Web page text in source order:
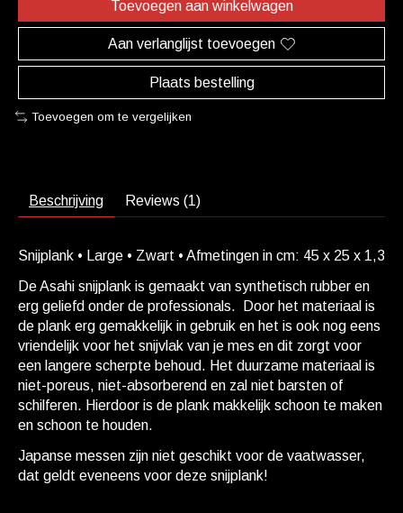
Toevoegen aan winkelwagen
Aan verlanglijst toevoegen
Plaats bestelling
Toevoegen om te vergelijken
Beschrijving Reviews (1)
Snijplank • Large • Zwart • Afmetingen in cm: 45 x 25 x 1,3
De Asahi snijplank is gemaakt van synthetisch rubber en
erg geliefd onder de professionals. Door het materiaal is
de plank erg gemakkelijk in gebruik en het is ook nog eens
vriendelijk voor het snijvlak van je mes en dit zorgt voor
een langere scherpte behoud. Het duurzame materiaal is
niet-poreus, niet-absorberend en zal niet barsten of
schilferen. Hierdoor is de plank makkelijk schoon te maken
en schoon te houden.
Japanse messen zijn niet geschikt voor de vaatwasser,
dat geldt eveneens voor deze snijplank!